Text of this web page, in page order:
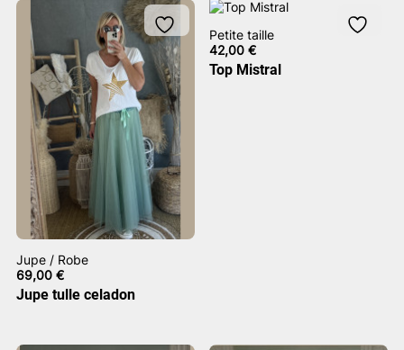
Jupe / Robe
69,00 €
Jupe tulle celadon
Petite taille
42,00€
Top Mistral